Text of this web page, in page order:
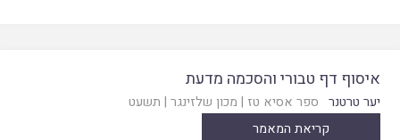
איסוף דף טבורי והסכמה מדעת
יער טרטנר ספר אסיא טז | מכון שלזינגר | תשעט
קריאת המאמר